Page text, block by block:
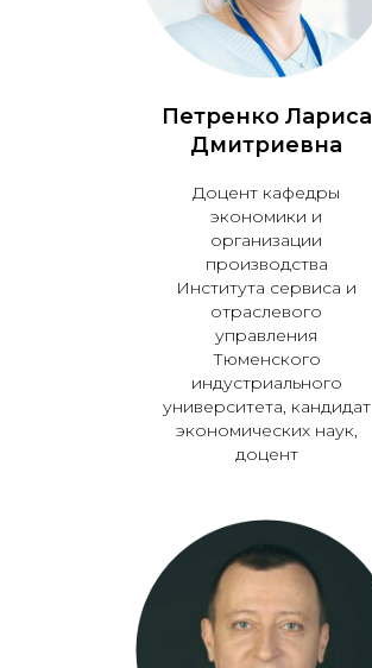
Петренко Лариса
Дмитриевна
Доцент кафедры
экономики и
организации
производства
Института сервиса и
отраслевого
управления
Тюменского
индустриального
университета, кандидат
экономических наук,
доцент